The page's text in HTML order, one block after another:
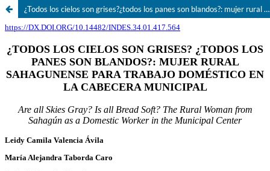
¿Todos los cielos son grises?¿todos los panes son blandos?: mujer rural sahagunense para trabajo doméstico en la cabecera municipal